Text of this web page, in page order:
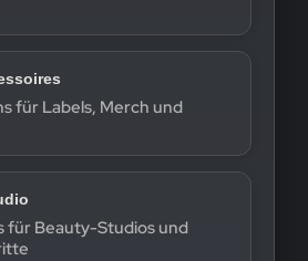
für Labels, Merch und
für Beauty-Studios und